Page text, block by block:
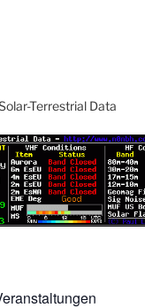
Terrestrial Data